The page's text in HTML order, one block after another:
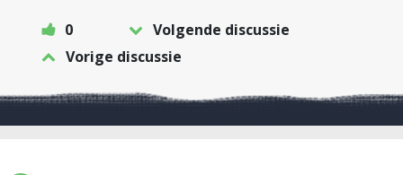
0
Volgende discussie
Vorige discussie